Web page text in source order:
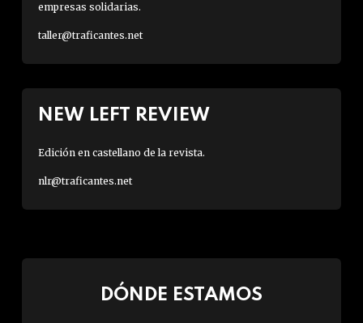
empresas solidarias.
taller@traficantes.net
NEW LEFT REVIEW
Edición en castellano de la revista.
nlr@traficantes.net
DÓNDE ESTAMOS